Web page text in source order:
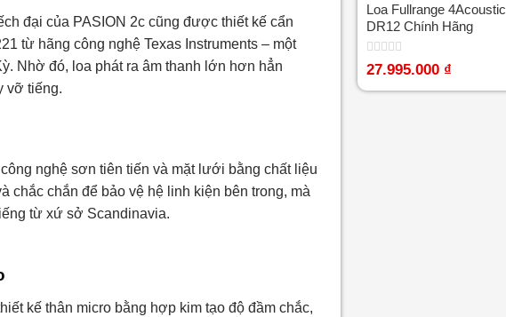
đại của PASION 2c cũng được thiết kế cẩn
từ hãng công nghệ Texas Instruments – một
Nhờ đó, loa phát ra âm thanh lớn hơn hẳn
vỡ tiếng.
nghệ sơn tiên tiến và mặt lưới bằng chất liệu
chắc chắn để bảo vệ hệ linh kiện bên trong, mà
từ xứ sở Scandinavia.
kế thân micro bằng hợp kim tạo độ đầm chắc,
Loa Fullrange 4Acoustic
DR12 Chính Hãng
Được
xếp
hạng
27.995.000 ₫